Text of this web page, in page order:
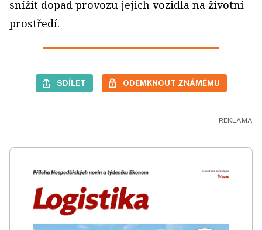
snížit dopad provozu jejich vozidla na životní
prostředí.
SDÍLET ODEMKNOUT ZNÁMÉMU